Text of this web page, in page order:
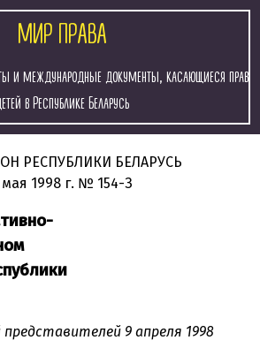
МИР ПРАВА
и международные документы, касающиеся прав
в Республике Беларусь
РЕСПУБЛИКИ БЕЛАРУСЬ
1998 г. № 154-З
9 апреля 1998